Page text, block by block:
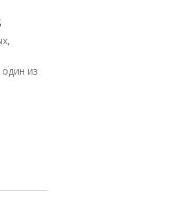
из